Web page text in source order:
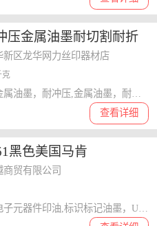
压金属油墨耐切割耐折
掉墨
新区龙华网力丝印器材店
克
查看详细
黑色美国马肯
）油墨
贸有限公司